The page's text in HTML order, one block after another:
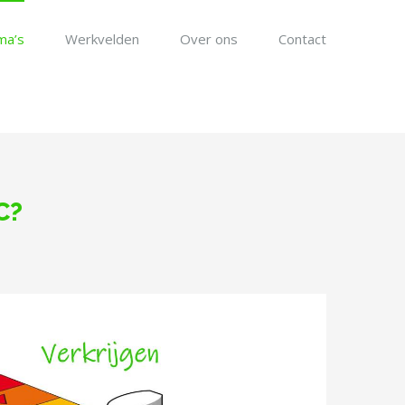
Werkvelden Over ons Contact